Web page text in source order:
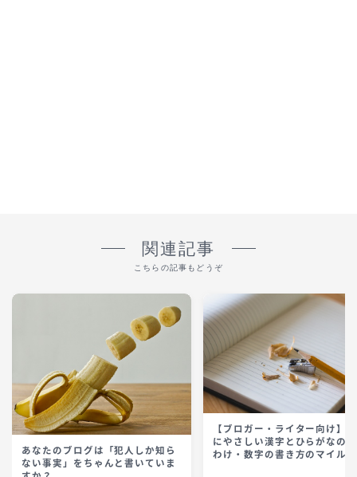
関連記事
こちらの記事もどうぞ
あなたのブログは「犯人しか知ら
ない事実」をちゃんと書いていま
【ブロガー・ライター向け】
にやさしい漢字とひらがなの
わけ・数字の書き方のマイル